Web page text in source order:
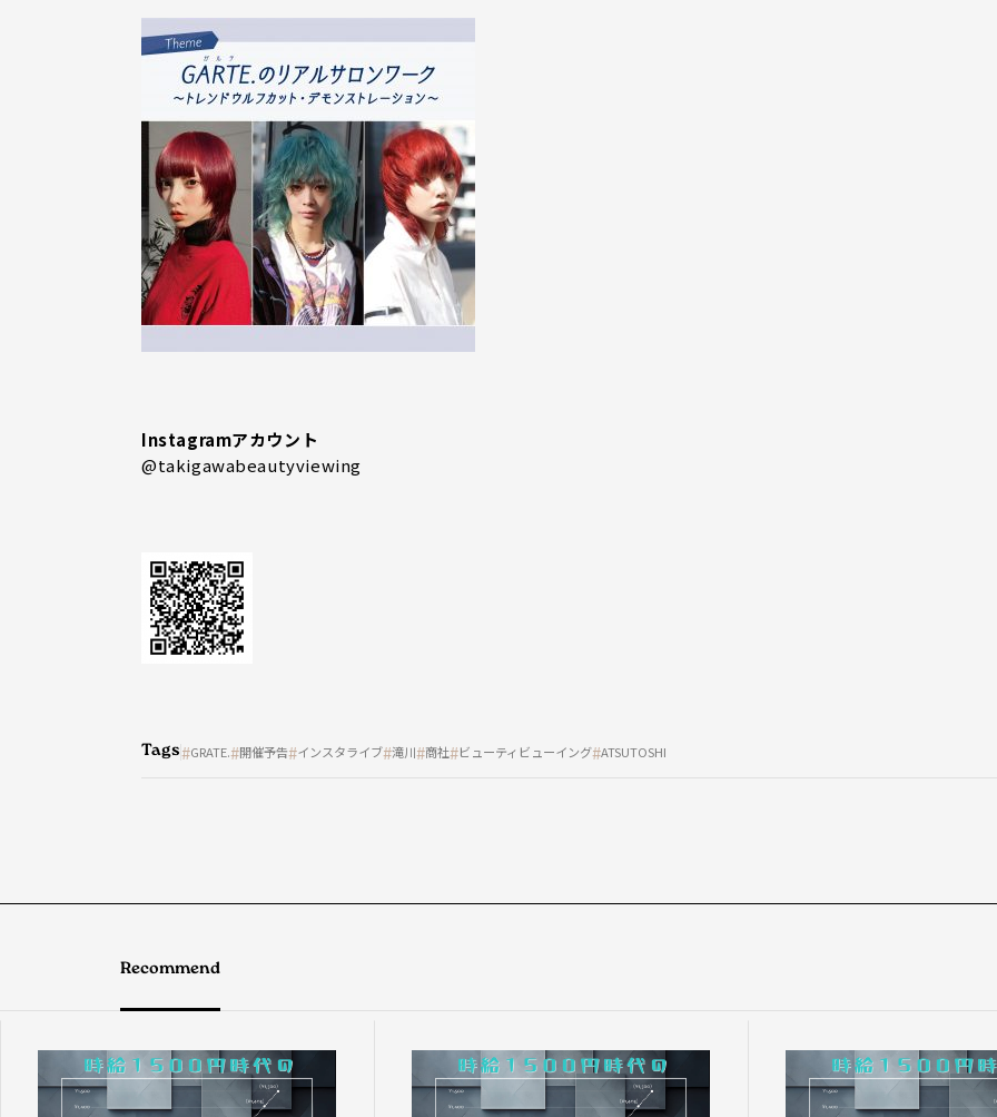
Instagramアカウント
@takigawabeautyviewing
Tags GRATE. 開催予告 インスタライブ 滝川 商社 ビューティビューイング ATSUTOSHI
Recommend